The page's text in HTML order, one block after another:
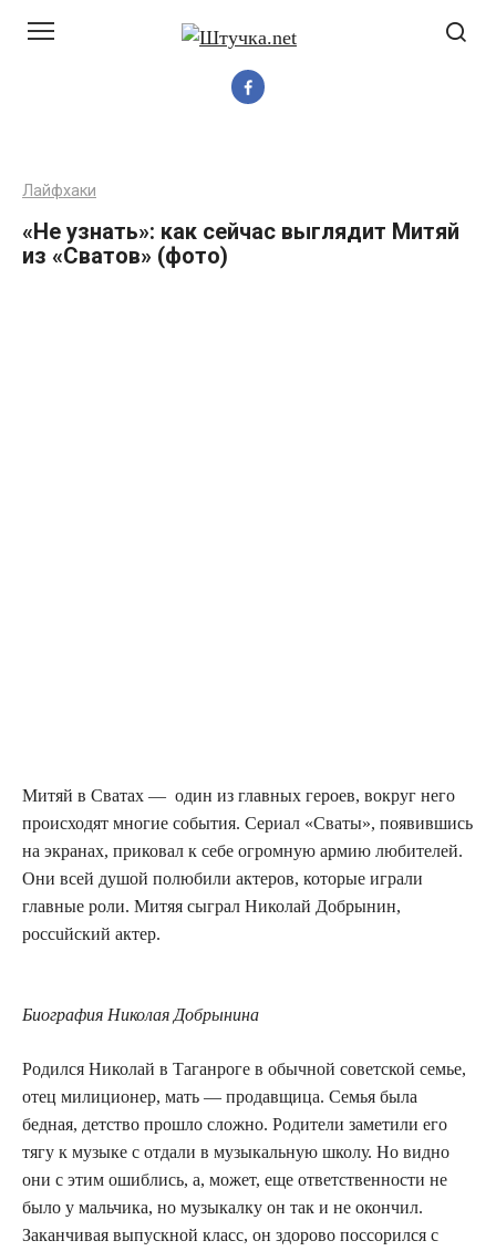
Лайфхаки
«Не узнать»: как сейчас выглядит Митяй
из «Сватов» (фото)
Митяй в Сватах — один из главных героев, вокруг него
происходят многие события. Сериал «Сваты», появившись
на экранах, приковал к себе огромную армию любителей.
Они всей душой полюбили актеров, которые играли
главные роли. Митяя сыграл Николай Добрынин,
россuйский актер.
Биография Николая Добрынина
Родился Николай в Таганроге в обычной советской семье,
отец милиционер, мать — продавщица. Семья была
бедная, детство прошло сложно. Родители заметили его
тягу к музыке с отдали в музыкальную школу. Но видно
они с этим ошиблись, а, может, еще ответственности не
было у мальчика, но музыкалку он так и не окончил.
Заканчивая выпускной класс, он здорово поссорился с